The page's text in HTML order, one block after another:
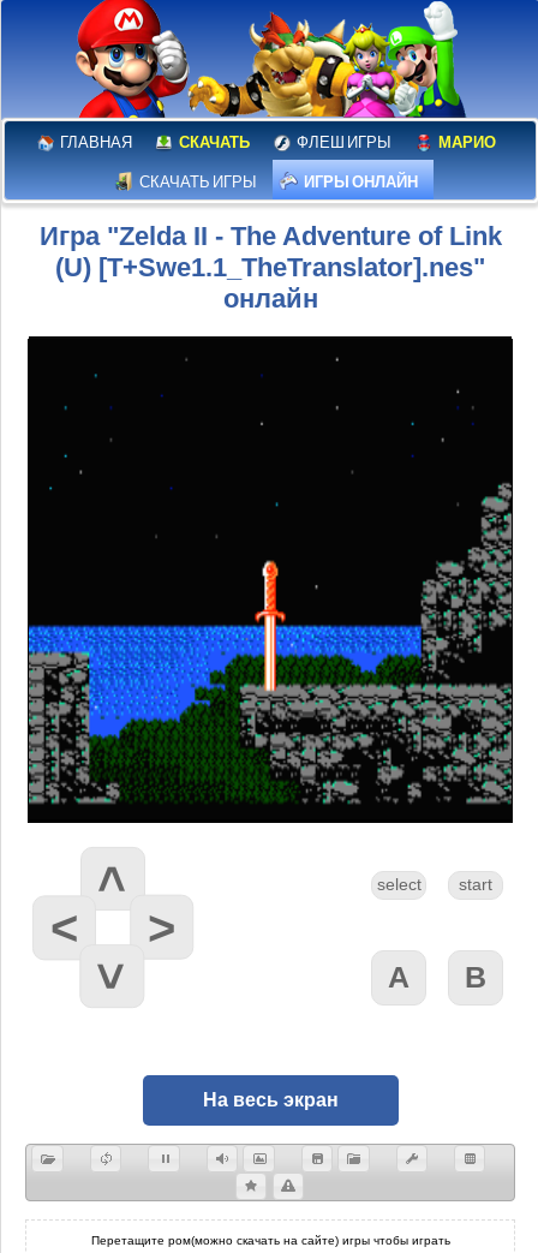
ГЛАВНАЯ СКАЧАТЬ ФЛЕШ ИГРЫ МАРИО
СКАЧАТЬ ИГРЫ ИГРЫ ОНЛАЙН
Игра "Zelda II - The Adventure of Link
(U) [T+Swe1.1_TheTranslator].nes"
онлайн
На весь экран
Перетащите ром(можно скачать на сайте) игры чтобы играть